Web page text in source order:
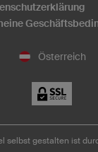
Österreich
selbst gestalten ist